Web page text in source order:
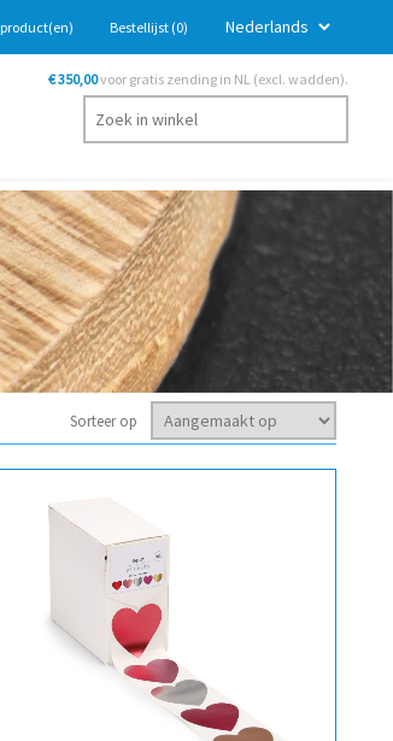
product(en) Bestellijst (0)
€ 350,00voor gratis zending in NL (excl. wadden).
Sorteer op